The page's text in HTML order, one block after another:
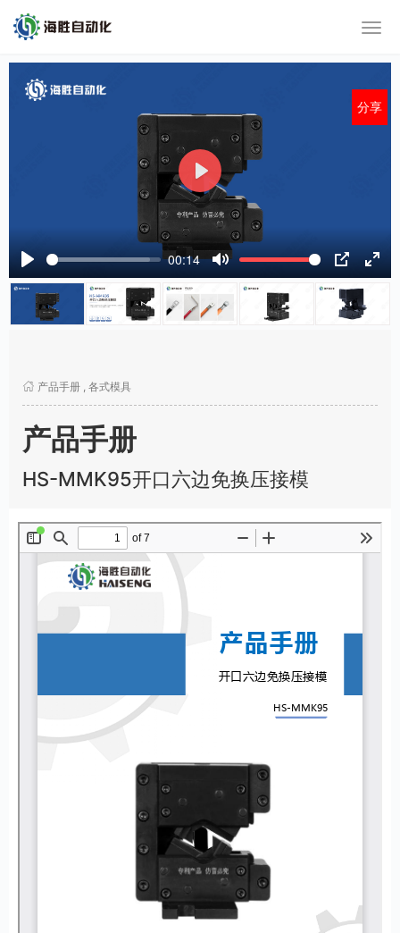
P
00:14
M
u
t
P
I
P
E
u
e
P
y
产品手册 , 各式模具
产品手册
HS-MMK95开口六边免换压接模
分享